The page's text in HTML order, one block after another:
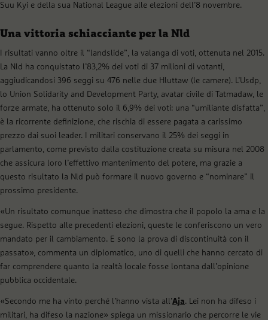
Suu Kyi e della sua National League alle elezioni dell’8 novembre.
Una vittoria schiacciante per la Nld
I risultati vanno oltre il “landslide”, la valanga di voti, ottenuta nel 2015.
La Nld ha conquistato l’83,2% dei voti di 37 milioni di votanti,
aggiudicandosi 396 seggi su 476 nelle due Hluttaw (le camere). L’Usdp,
lo Union Solidarity and Development Party, avatar civile di Tatmadaw, le
forze armate, ha ottenuto solo il 6,9% dei voti: una “umiliante disfatta”,
è la ricorrente definizione, che rischia di essere pagata a carissimo
prezzo dai suoi leader. I militari conservano il 25% dei seggi in
parlamento, come previsto dalla costituzione creata su misura nel 2008
che assicura loro l’effettivo mantenimento del potere, ma grazie a
questo risultato la Nld può formare il nuovo governo e “nominare” il
prossimo presidente.
«Un risultato comunque inatteso che dimostra che il popolo la ama e la
segue. Rispetto alle precedenti elezioni, queste le conferiscono un vero
mandato per il cambiamento. E sono la prova di discontinuità con il
passato», commenta un diplomatico, uno di quelli che hanno cercato di
far comprendere quanto la realtà locale fosse lontana dall’opinione
pubblica occidentale.
«Secondo me ha vinto perché l’hanno vista all’Aja. Lei non ha difeso i
militari, ha difeso la nazione» spiega un missionario che percorre le vie